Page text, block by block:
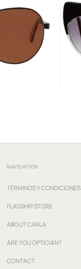
NAVIGATION
TÉRMINOS Y CONDICIONES
FLAGSHIP STORE
ABOUT CARLA
ARE YOU OPTICIAN?
CONTACT